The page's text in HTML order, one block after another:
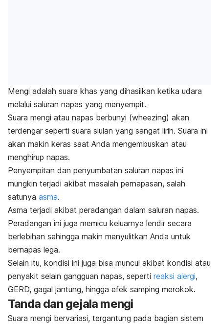
Mengi adalah suara khas yang dihasilkan ketika udara
melalui saluran napas yang menyempit.
Suara mengi atau napas berbunyi (wheezing) akan
terdengar seperti suara siulan yang sangat lirih. Suara ini
akan makin keras saat Anda mengembuskan atau
menghirup napas.
Penyempitan dan penyumbatan saluran napas ini
mungkin terjadi akibat masalah pernapasan, salah
satunya asma.
Asma terjadi akibat peradangan dalam saluran napas.
Peradangan ini juga memicu keluarnya lendir secara
berlebihan sehingga makin menyulitkan Anda untuk
bernapas lega.
Selain itu, kondisi ini juga bisa muncul akibat kondisi atau
penyakit selain gangguan napas, seperti reaksi alergi,
GERD, gagal jantung, hingga efek samping merokok.
Tanda dan gejala mengi
Suara mengi bervariasi, tergantung pada bagian sistem